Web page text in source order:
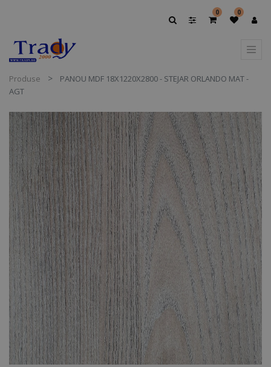
0 0
Produse
PANOU MDF 18X1220X2800 - STEJAR ORLANDO MAT -
AGT